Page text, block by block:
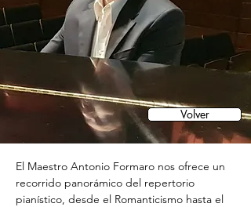
Volver
El Maestro Antonio Formaro nos ofrece un
recorrido panorámico del repertorio
pianístico, desde el Romanticismo hasta el